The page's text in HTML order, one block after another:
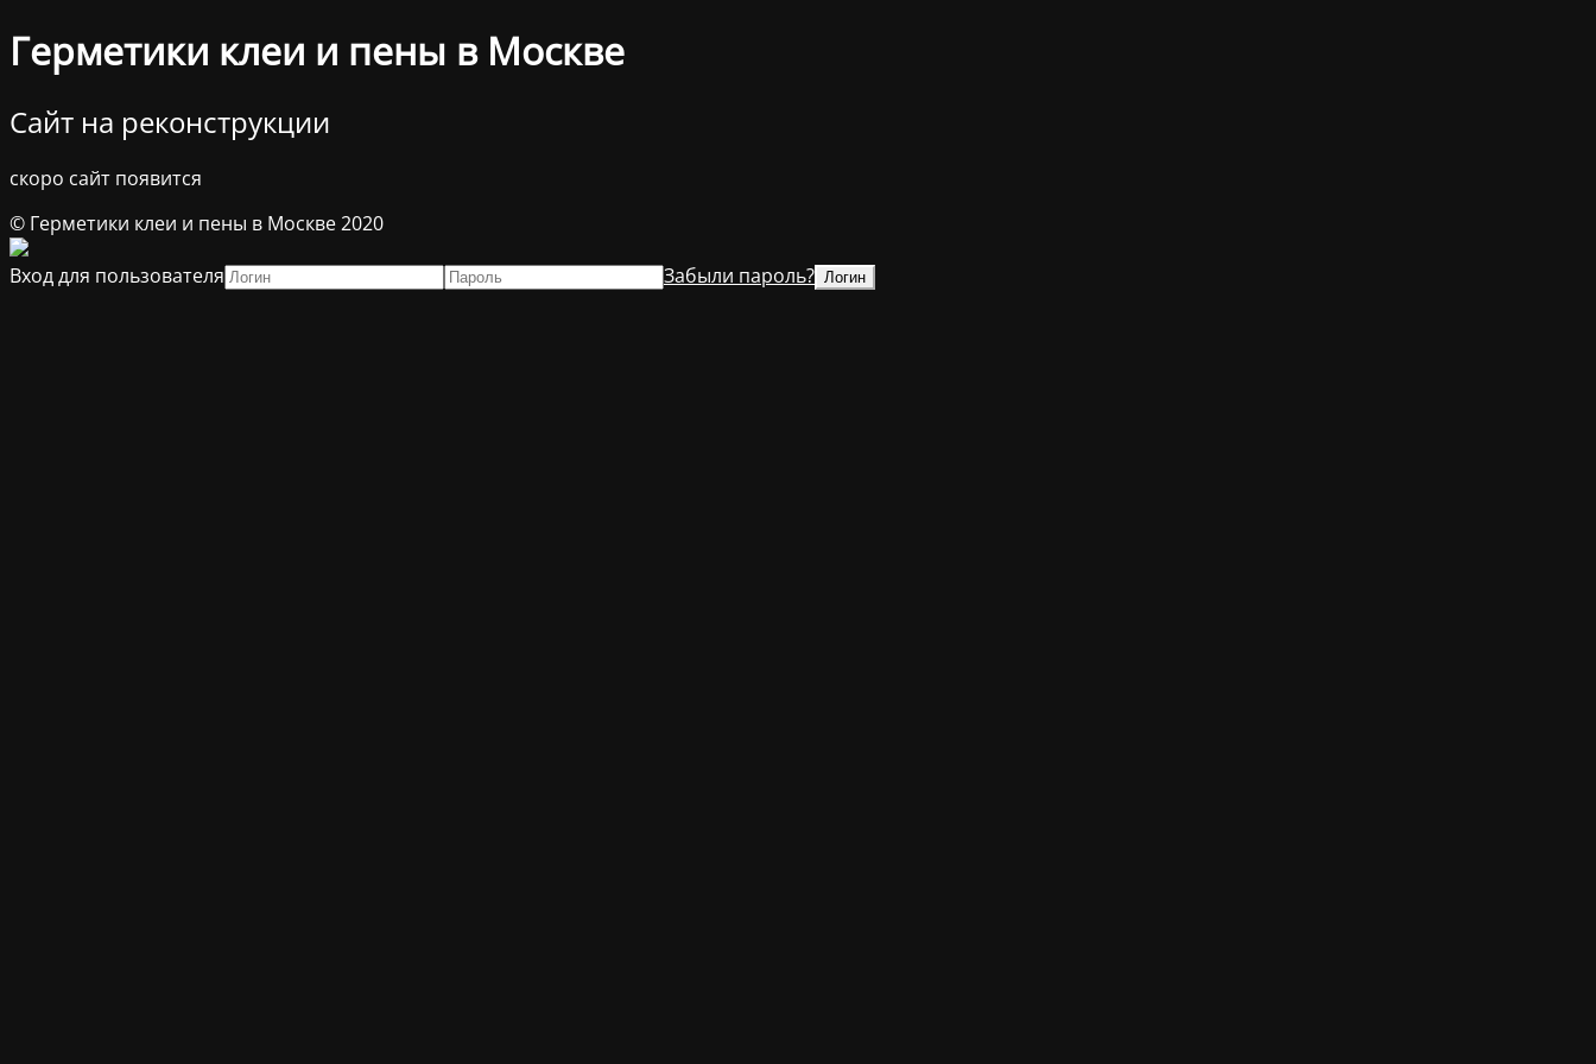
Герметики клеи и пены в Москве
Сайт на реконструкции
скоро сайт появится
© Герметики клеи и пены в Москве 2020
Вход для пользователя
Забыли пароль?